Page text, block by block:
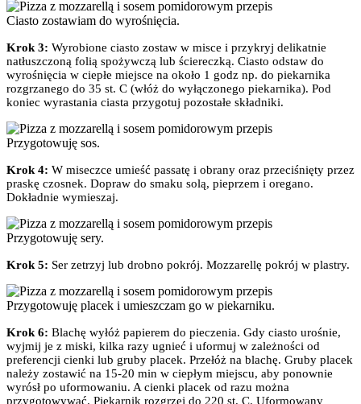
Ciasto zostawiam do wyrośnięcia.
Krok 3: Wyrobione ciasto zostaw w misce i przykryj delikatnie
natłuszczoną folią spożywczą lub ściereczką. Ciasto odstaw do
wyrośnięcia w ciepłe miejsce na około 1 godz np. do piekarnika
rozgrzanego do 35 st. C (włóż do wyłączonego piekarnika). Pod
koniec wyrastania ciasta przygotuj pozostałe składniki.
Przygotowuję sos.
Krok 4: W miseczce umieść passatę i obrany oraz przeciśnięty przez
praskę czosnek. Dopraw do smaku solą, pieprzem i oregano.
Dokładnie wymieszaj.
Przygotowuję sery.
Krok 5: Ser zetrzyj lub drobno pokrój. Mozzarellę pokrój w plastry.
Przygotowuję placek i umieszczam go w piekarniku.
Krok 6: Blachę wyłóż papierem do pieczenia. Gdy ciasto urośnie,
wyjmij je z miski, kilka razy ugnieć i uformuj w zależności od
preferencji cienki lub gruby placek. Przełóż na blachę. Gruby placek
należy zostawić na 15-20 min w ciepłym miejscu, aby ponownie
wyrósł po uformowaniu. A cienki placek od razu można
przygotowywać. Piekarnik rozgrzej do 220 st. C. Uformowany